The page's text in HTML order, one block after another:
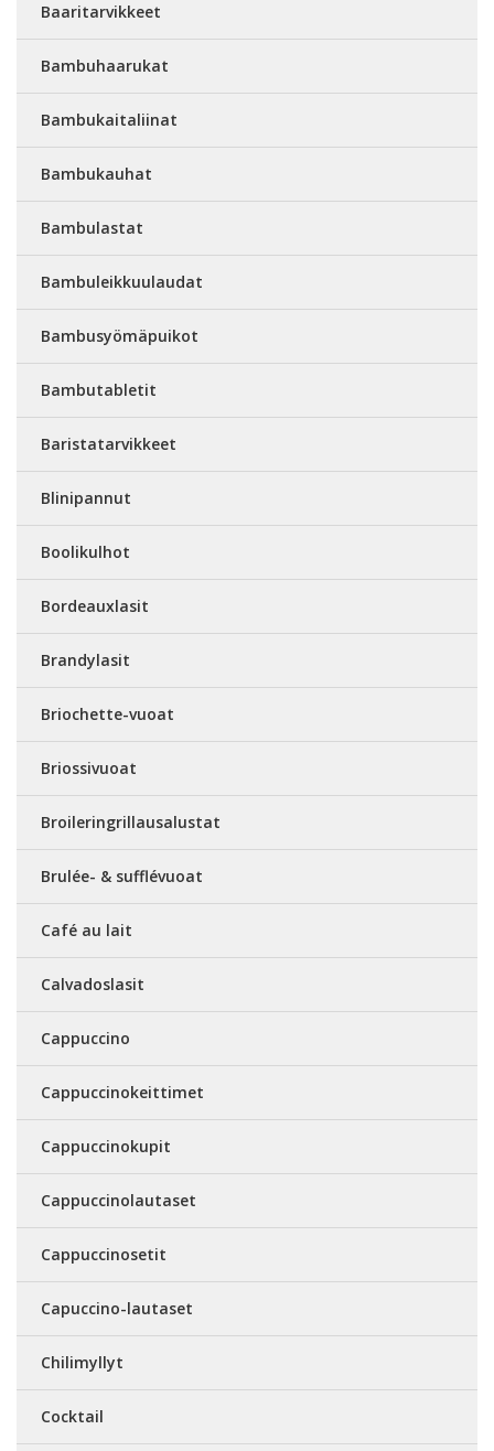
Baaritarvikkeet
Bambuhaarukat
Bambukaitaliinat
Bambukauhat
Bambulastat
Bambuleikkuulaudat
Bambusyömäpuikot
Bambutabletit
Baristatarvikkeet
Blinipannut
Boolikulhot
Bordeauxlasit
Brandylasit
Briochette-vuoat
Briossivuoat
Broileringrillausalustat
Brulée- & sufflévuoat
Café au lait
Calvadoslasit
Cappuccino
Cappuccinokeittimet
Cappuccinokupit
Cappuccinolautaset
Cappuccinosetit
Capuccino-lautaset
Chilimyllyt
Cocktail